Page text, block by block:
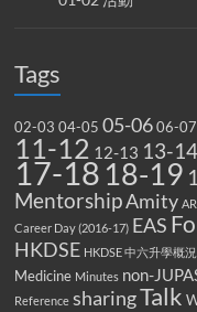
Tags
02-03 04-05 05-06 06-07
11-12 12-13 13-14
17-18 18-19
MentorshipAmity
Career Day (2016-17) EAS
HKDSE HKDSE 中六升學概
Medicine Minutes non-
Reference sharingTalk